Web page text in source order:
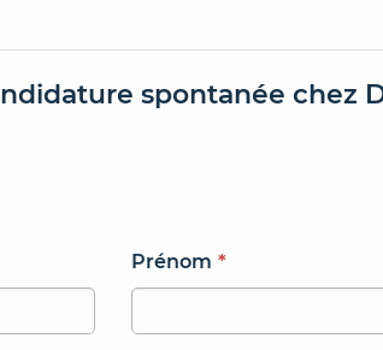
spontanée chez
Prénom *